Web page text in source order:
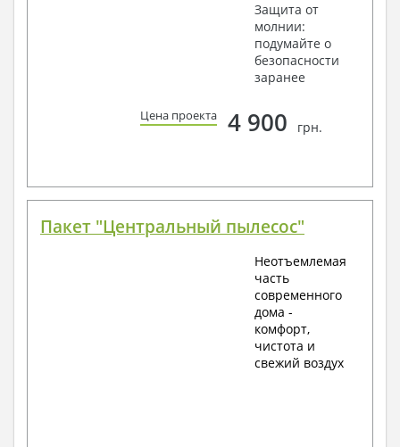
Защита от
молнии:
подумайте о
безопасности
заранее
Цена проекта 4 900 грн.
Пакет "Центральный пылесос"
Неотъемлемая
часть
современного
дома -
комфорт,
чистота и
свежий воздух